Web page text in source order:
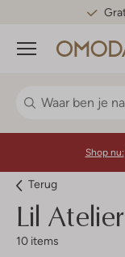
Menu
Shop nu:
Terug
Lil
10 items